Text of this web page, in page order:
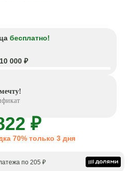
бесплатно!
000 ₽
₽
70% только 3 дня
по 205 ₽